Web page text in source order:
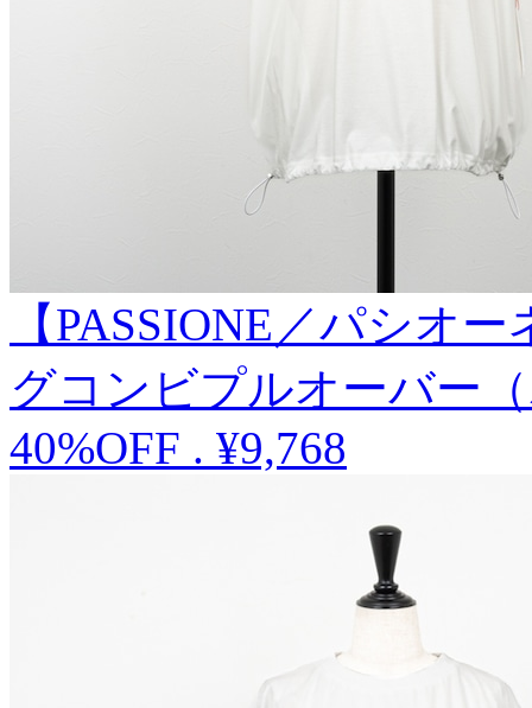
【PASSIONE／パシオ
グコンビプルオーバー
40%OFF . ¥9,768